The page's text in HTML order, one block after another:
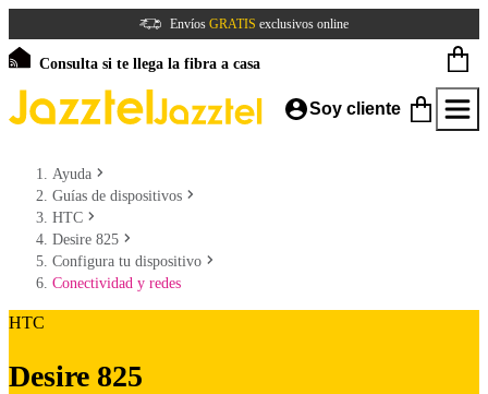
Envíos GRATIS exclusivos online
Consulta si te llega la fibra a casa
Soy cliente
Ayuda
Guías de dispositivos
HTC
Desire 825
Configura tu dispositivo
Conectividad y redes
HTC
Desire 825